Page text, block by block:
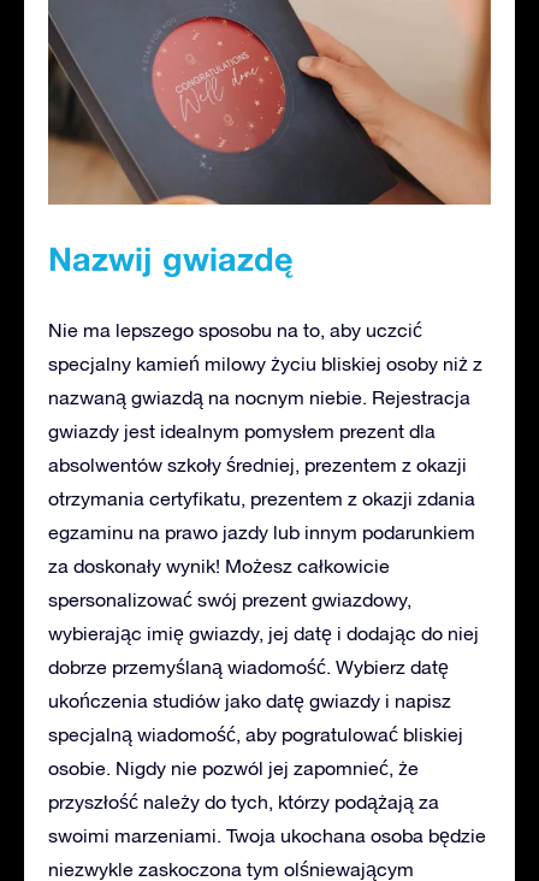
Nazwij gwiazdę
Nie ma lepszego sposobu na to, aby uczcić
specjalny kamień milowy życiu bliskiej osoby niż z
nazwaną gwiazdą na nocnym niebie. Rejestracja
gwiazdy jest idealnym pomysłem prezent dla
absolwentów szkoły średniej, prezentem z okazji
otrzymania certyfikatu, prezentem z okazji zdania
egzaminu na prawo jazdy lub innym podarunkiem
za doskonały wynik! Możesz całkowicie
spersonalizować swój prezent gwiazdowy,
wybierając imię gwiazdy, jej datę i dodając do niej
dobrze przemyślaną wiadomość. Wybierz datę
ukończenia studiów jako datę gwiazdy i napisz
specjalną wiadomość, aby pogratulować bliskiej
osobie. Nigdy nie pozwól jej zapomnieć, że
przyszłość należy do tych, którzy podążają za
swoimi marzeniami. Twoja ukochana osoba będzie
niezwykle zaskoczona tym olśniewającym